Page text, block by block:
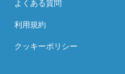
よくある質問
利用規約
クッキーポリシー